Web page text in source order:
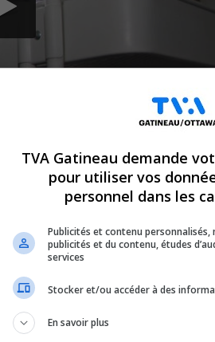
leur entreprise, d’autres ont vu
Galipeau, une esthéticienne de
de cils.
mais elle aura permis à Marie-Pier
beauté Mariss, une entreprise
temps de soir et de fin de
TVA Gatineau demande
pour utiliser vos
personnel dans les
Publicités et contenu
publicités et du contenu, études
services
Stocker et/ou accéder à des
En savoir plus